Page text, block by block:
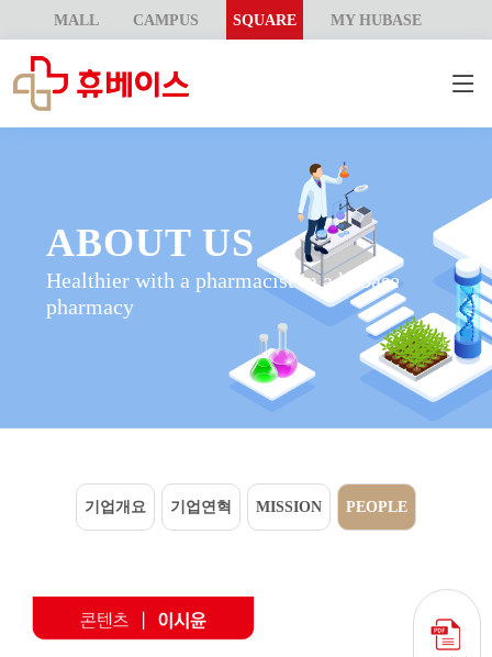
MALL CAMPUS SQUARE MY HUBASE
ABOUT US
Healthier with a pharmacist in a hubase
pharmacy
기업개요 기업연혁 MISSION PEOPLE